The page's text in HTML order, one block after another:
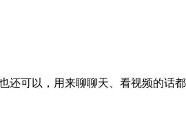
还可以，用来聊聊天、看视频的话都